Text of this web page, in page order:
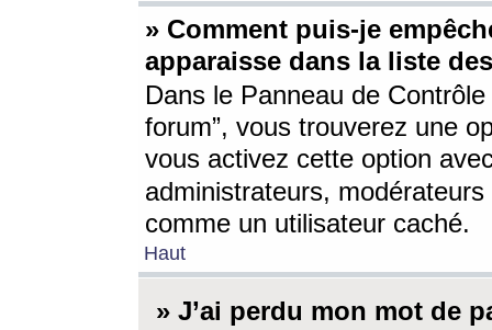
» Comment puis-je
apparaisse dans la liste
Dans le Panneau de
forum”, vous trouverez une
vous activez cette option
administrateurs,
comme un utilisateur caché.
Haut
» J’ai perdu mon mot de